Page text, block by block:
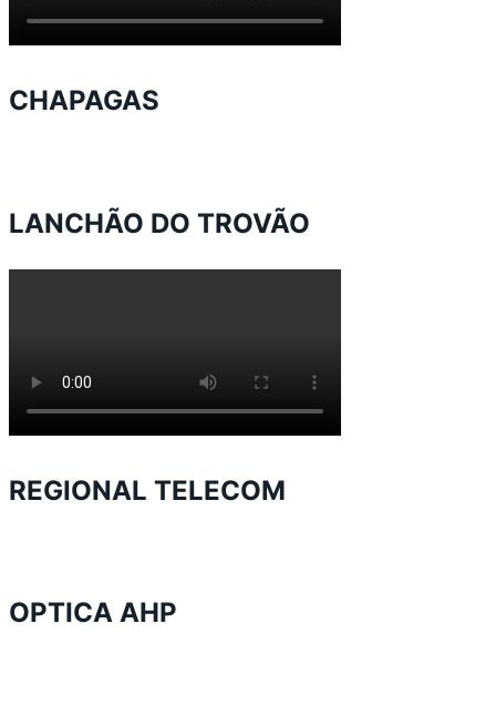
CHAPAGAS
LANCHÃO DO TROVÃO
REGIONAL TELECOM
OPTICA AHP